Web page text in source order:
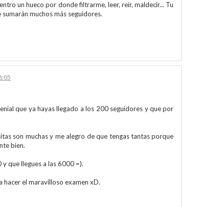
un hueco por donde filtrarme, leer, reír, maldecir... Tu
muchos más seguidores.
que ya hayas llegado a los 200 seguidores y que por
son muchas y me alegro de que tengas tantas porque
bien.
que llegues a las 6000 =).
hacer el maravilloso examen xD.